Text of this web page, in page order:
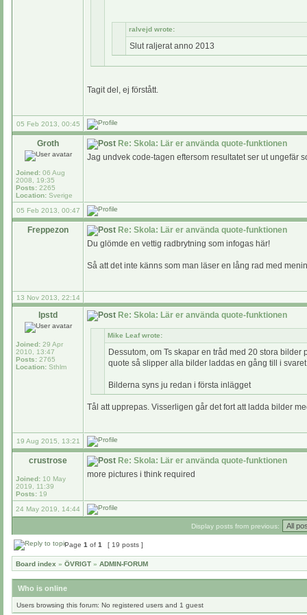
ralvejd wrote:
Slut raljerat anno 2013
Tagit del, ej förstått.
05 Feb 2013, 00:45
Groth
Joined: 06 Aug
2008, 19:35
Posts: 2265
Location: Sverige
Re: Skola: Lär er använda quote-funktionen
Jag undvek code-tagen eftersom resultatet ser ut ungefär
05 Feb 2013, 00:47
Freppezon
Re: Skola: Lär er använda quote-funktionen
Du glömde en vettig radbrytning som infogas här!
Så att det inte känns som man läser en lång rad med
13 Nov 2013, 22:14
lpstd
Joined: 29 Apr
2010, 13:47
Posts: 2765
Location: Sthlm
Re: Skola: Lär er använda quote-funktionen
Mike Leaf wrote:
Dessutom, om Ts skapar en tråd med 20 stora
quote så slipper alla bilder laddas en gång till i
Bilderna syns ju redan i första inlägget
Tål att upprepas. Visserligen går det fort att ladda bilder
19 Aug 2015, 13:21
crustrose
Joined: 10 May
2019, 11:39
Posts: 19
Re: Skola: Lär er använda quote-funktionen
more pictures i think required
24 May 2019, 14:44
Display posts from previous:
Page 1 of 1 [ 19 posts ]
Board index » ÖVRIGT » ADMIN-FORUM
Who is online
Users browsing this forum: No registered users and 1 guest